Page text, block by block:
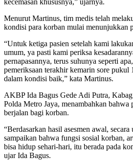
Menurut Martinus, tim medis telah
kondisi para korban mulai menunjukkan
“Untuk ketiga pasien setelah kami
umum, ya pasti kami periksa
pernapasannya, terus suhunya seperti
pemeriksaan terakhir kemarin sore
dalam kondisi baik,” kata Martinus.
AKBP Ida Bagus Gede Adi Putra,
Polda Metro Jaya, menambahkan bahwa
berjalan bagi korban.
“Berdasarkan hasil asesmen awal,
sampaikan bahwa fungsi sosial korban,
bisa hidup sehari-hari, itu berada pada
ujar Ida Bagus.